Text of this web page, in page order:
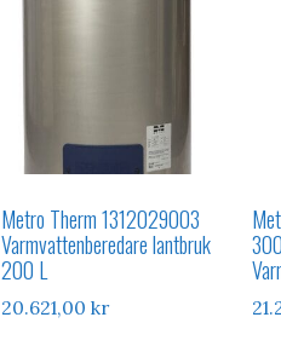
Metro Therm 1312029003
Varmvattenberedare lantbruk
200 L
20.621,00 kr